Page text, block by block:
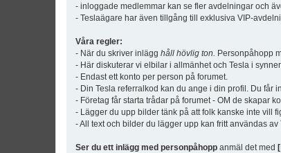
- inloggade medlemmar kan se fler avdelningar och
- Teslaägare har även tillgång till exklusiva VIP-
Våra regler:
- När du skriver inlägg håll hövlig ton. Personpåhopp
- Här diskuterar vi elbilar i allmänhet och Tesla i
- Endast ett konto per person på forumet.
- Din Tesla referralkod kan du ange i din profil. Du får
- Företag får starta trådar på forumet - OM de skapar
- Lägger du upp bilder tänk på att folk kanske inte vill
- All text och bilder du lägger upp kan fritt användas av
Ser du ett inlägg med personpåhopp anmäl det med